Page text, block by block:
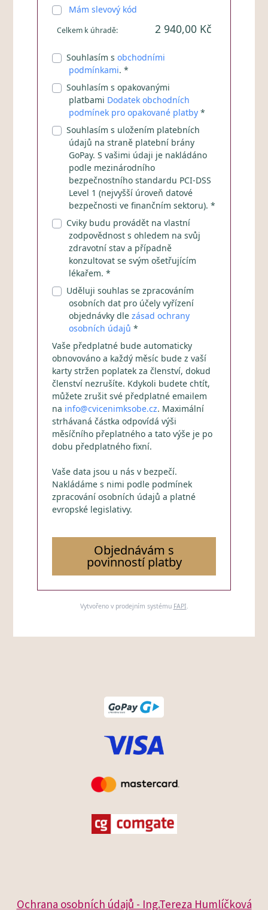
Mám slevový kód
Celkem k úhradě: 2 940,00 Kč
Souhlasím sobchodními
podmínkami. *
Souhlasím s opakovanými
platbami Dodatek obchodních
podmínek pro opakované platby *
Souhlasím s uložením platebních
údajů na straně platební brány
GoPay. S vašimi údaji je nakládáno
podle mezinárodního
bezpečnostního standardu PCI-DSS
Level 1 (nejvyšší úroveň datové
bezpečnosti ve finančním sektoru). *
Cviky budu provádět na vlastní
zodpovědnost s ohledem na svůj
zdravotní stav a případně
konzultovat se svým ošetřujícím
lékařem. *
Uděluji souhlas se zpracováním
osobních dat pro účely vyřízení
objednávky dlezásad ochrany
osobních údajů *
Vaše předplatné bude automaticky
obnovováno a každý měsíc bude z vaší
karty stržen poplatek za členství, dokud
členství nezrušíte. Kdykoli budete chtít,
můžete zrušit své předplatné emailem
na info@cvicenimksobe.cz. Maximální
strhávaná částka odpovídá výši
měsíčního přeplatného a tato výše je po
dobu předplatného fixní.
Vaše data jsou u nás v bezpečí.
Nakládáme s nimi podle podmínek
zpracování osobních údajů a platné
evropské legislativy.
Objednávám s
povinností platby
Vytvořeno v prodejním systému FAPI.
Ochrana osobních údajů - Ing.Tereza Humlíčková